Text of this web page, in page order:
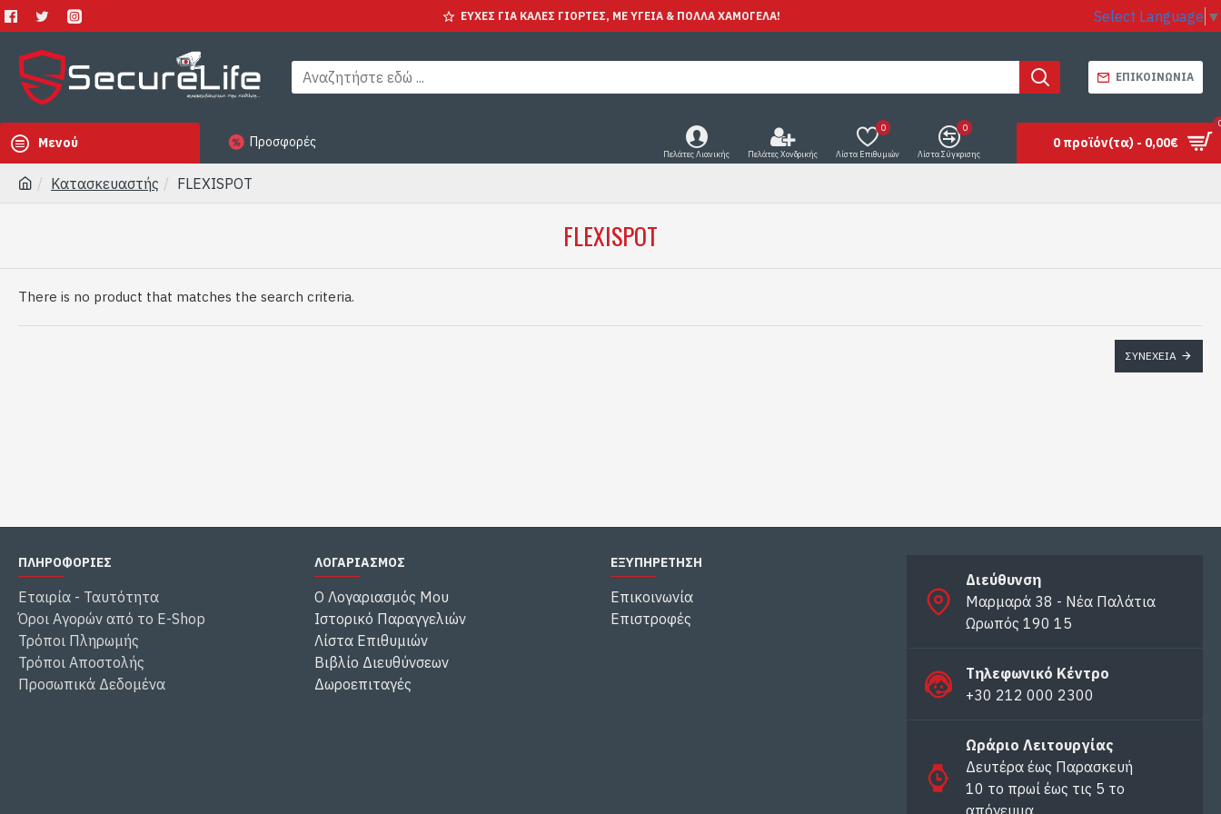
ΕΥΧΕΣ ΓΙΑ ΚΑΛΕΣ ΓΙΟΡΤΕΣ, ΜΕ ΥΓΕΊΑ & ΠΟΛΛΑ ΧΑΜΟΓΕΛΑ! Select Language ▼
ΕΠΙΚΟΙΝΩΝΊΑ
Μενού Προσφορές
Πελάτες Λιανικής Πελάτες Χονδρικής Λίστα Επιθυμιών
0
Λίστα Σύγκρισης
0
0 προϊόν(τα) - 0,00€
Κατασκευαστής FLEXISPOT
FLEXISPOT
There is no product that matches the search criteria.
ΣΥΝΈΧΕΙΑ
ΠΛΗΡΟΦΟΡΙΕΣ
Εταιρία - Ταυτότητα
Όροι Αγορών από το E-Shop
Τρόποι Πληρωμής
Τρόποι Αποστολής
Προσωπικά Δεδομένα
ΛΟΓΑΡΙΑΣΜΟΣ
Ο Λογαριασμός Μου
Ιστορικό Παραγγελιών
Λίστα Επιθυμιών
Βιβλίο Διευθύνσεων
Δωροεπιταγές
ΕΞΥΠΗΡΕΤΗΣΗ
Επικοινωνία
Επιστροφές
Διεύθυνση
Μαρμαρά 38 - Νέα Παλάτια
Ωρωπός 190 15
Τηλεφωνικό Κέντρο
+30 212 000 2300
Ωράριο Λειτουργίας
Δευτέρα έως Παρασκευή
10 το πρωί έως τις 5 το
απόγευμα